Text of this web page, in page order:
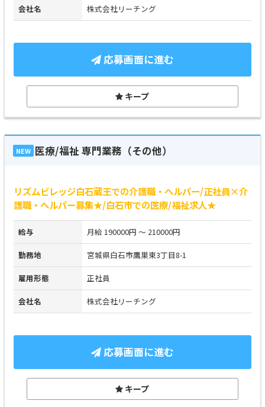
会社名 株式会社リーチング
応募画面に進む
キープ
NEW 医療/福祉 専門業務（その他）
リズムビレッジ白石蔵王での介護職・ヘルパー/正社員×介
護職・ヘルパー募集★/白石市での医療/福祉求人★
給与 月給 190000円 ～ 210000円
勤務地 宮城県白石市鷹巣東3丁目8-1
雇用形態 正社員
会社名 株式会社リーチング
応募画面に進む
キープ